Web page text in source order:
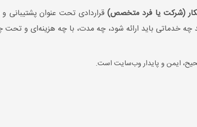
(شرکت یا فرد متخصص)قراردادی تحت عنوان پشتیبانی
باید ارائه شود، چه مدت، با چه هزینه‌ای و تحت
ایمن و پایدار وب‌سایت است.